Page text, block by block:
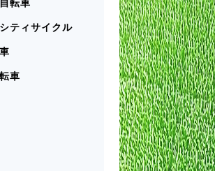
転車
ティサイクル
車